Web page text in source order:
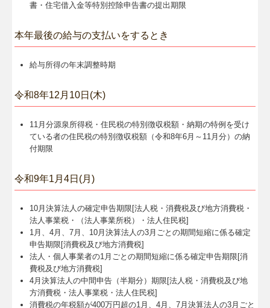
書・住宅借入金等特別控除申告書の提出期限
本年最後の給与の支払いをするとき
給与所得の年末調整時期
令和8年12月10日(木)
11月分源泉所得税・住民税の特別徴収税額・納期の特例を受け
ている者の住民税の特別徴収税額（令和8年6月～11月分）の納
付期限
令和9年1月4日(月)
10月決算法人の確定申告期限[法人税・消費税及び地方消費税・
法人事業税・（法人事業所税）・法人住民税]
1月、4月、7月、10月決算法人の3月ごとの期間短縮に係る確定
申告期限[消費税及び地方消費税]
法人・個人事業者の1月ごとの期間短縮に係る確定申告期限[消
費税及び地方消費税]
4月決算法人の中間申告（半期分）期限[法人税・消費税及び地
方消費税・法人事業税・法人住民税]
消費税の年税額が400万円超の1月、4月、7月決算法人の3月ごと